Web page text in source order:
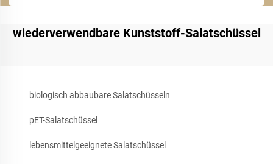
wiederverwendbare Kunststoff-Salatschüssel
biologisch abbaubare Salatschüsseln
pET-Salatschüssel
lebensmittelgeeignete Salatschüssel